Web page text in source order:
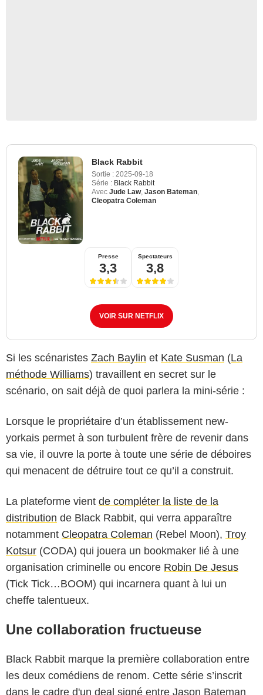
Black Rabbit
Sortie : 2025-09-18
Série : Black Rabbit
Avec Jude Law, Jason Bateman
Cleopatra Coleman
Presse
3,3
Spectateurs
3,8
VOIR SUR NETFLIX
Si les scénaristes Zach Baylin et Kate Susman (La
méthode Williams) travaillent en secret sur le
scénario, on sait déjà de quoi parlera la mini-série :
Lorsque le propriétaire d’un établissement new-
yorkais permet à son turbulent frère de revenir dans
sa vie, il ouvre la porte à toute une série de déboires
qui menacent de détruire tout ce qu’il a construit.
La plateforme vient de compléter la liste de la
distribution de Black Rabbit, qui verra apparaître
notamment Cleopatra Coleman (Rebel Moon), Troy
Kotsur (CODA) qui jouera un bookmaker lié à une
organisation criminelle ou encore Robin De Jesus
(Tick Tick…BOOM) qui incarnera quant à lui un
cheffe talentueux.
Une collaboration fructueuse
Black Rabbit marque la première collaboration entre
les deux comédiens de renom. Cette série s’inscrit
dans le cadre d'un deal signé entre Jason Bateman